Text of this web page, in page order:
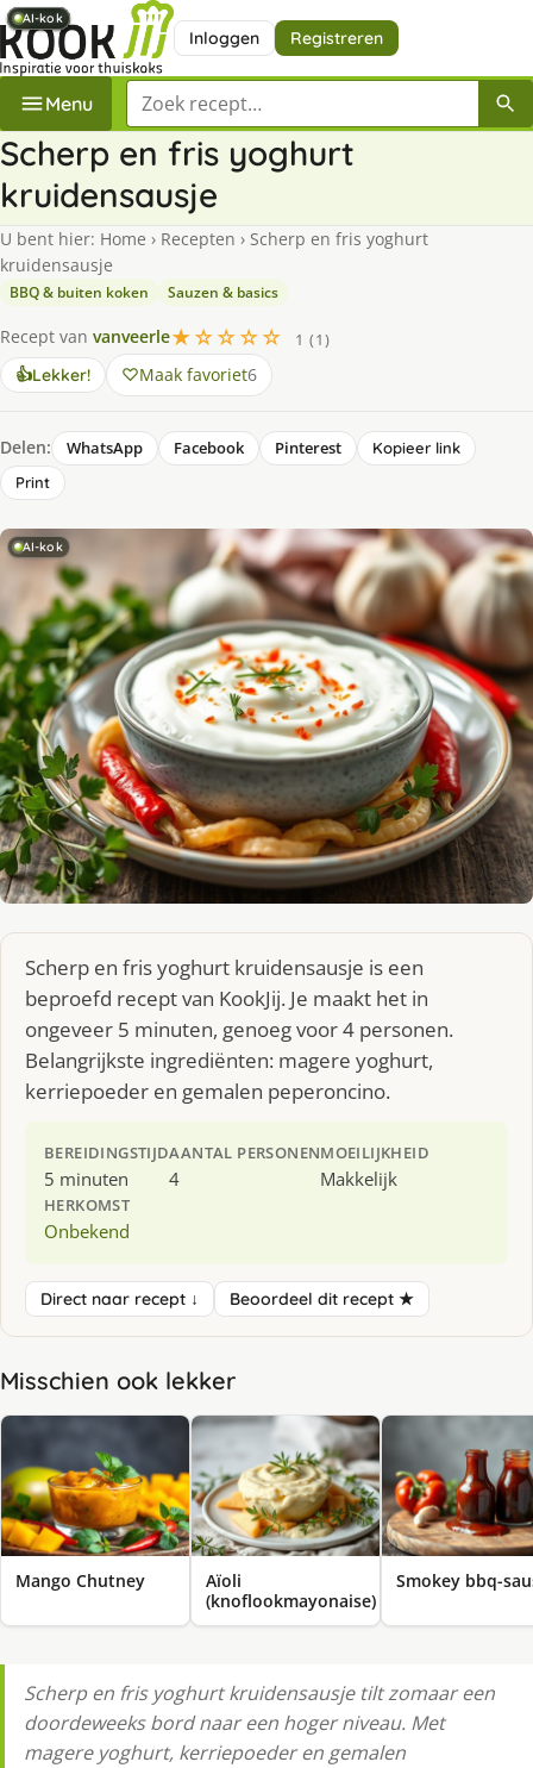
Inloggen Registreren
Menu Zoek een recept
Scherp en fris yoghurt
kruidensausje
U bent hier: Home › Recepten › Scherp en fris yoghurt
kruidensausje
BBQ & buiten koken Sauzen & basics
Recept van vanveerle★☆☆☆☆
1 (1)
👍Lekker! Maak favoriet6
Delen: WhatsApp Facebook Pinterest
Kopieer link
Print
AI-kok
Scherp en fris yoghurt kruidensausje is een
beproefd recept van KookJij. Je maakt het in
ongeveer 5 minuten, genoeg voor 4 personen.
Belangrijkste ingrediënten: magere yoghurt,
kerriepoeder en gemalen peperoncino.
BEREIDINGSTIJD
5 minuten
AANTAL PERSONEN
4
MOEILIJKHEID
Makkelijk
HERKOMST
Onbekend
Direct naar recept ↓ Beoordeel dit recept ★
Misschien ook lekker
AI-kok
Mango Chutney
AI-kok
Aïoli
(knoflookmayonaise)
AI-kok
Smo­key bbq-
AI-kok
AI-kok
AI-kok
Scherp en fris yoghurt kruidensausje tilt zomaar een
doordeweeks bord naar een hoger niveau. Met
magere yoghurt, kerriepoeder en gemalen